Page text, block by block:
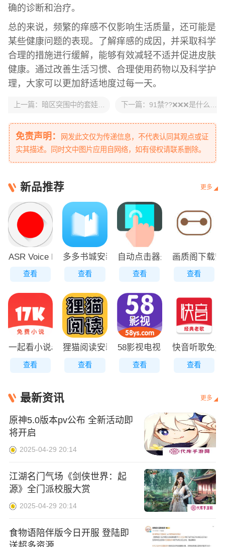
确的诊断和治疗。
总的来说，频繁的痒感不仅影响生活质量，还可能是
某些健康问题的表现。了解痒感的成因，并采取科学
合理的措施进行缓解，能够有效减轻不适并促进皮肤
健康。通过改善生活习惯、合理使用药物以及科学护
理，大家可以更加舒适地度过每一天。
上一篇： 暗区突围中的套娃战术，选择最佳背包策略揭秘 下一篇： 91禁??❌❌❌是什么？为何在网络中引发热议？带你了解背后的深层含义与社会影响
免责声明：
网发此文仅为传递信息，不代表认同其观点或证
实其描述。同时文中图片应用自网络，如有侵权请联系删除。
新品推荐 更多
ASR Voice Recorder高级专业版下载
查看
多多书城安装
查看
自动点击器永久免费版下载
查看
画质阁下载
查看
一起看小说app
查看
狸猫阅读安装
查看
58影视电视免费版下载安装
查看
快音听歌免
查看
最新资讯 更多
原神5.0版本pv公布 全新活动即
将开启
2025-04-29 20:14
江湖名门气场《剑侠世界：起
源》全门派校服大赏
2025-04-29 20:14
食物语陪伴版今日开服 登陆即